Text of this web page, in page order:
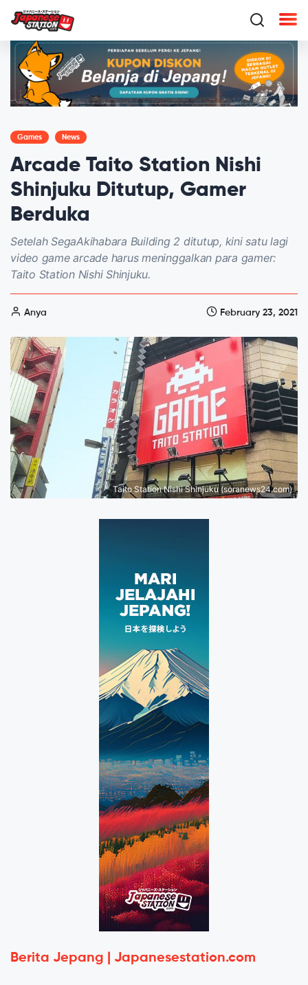
Games News
Arcade Taito Station Nishi
Shinjuku Ditutup, Gamer
Berduka
Setelah SegaAkihabara Building 2 ditutup, kini satu lagi
video game arcade harus meninggalkan para gamer:
Taito Station Nishi Shinjuku.
Anya February 23, 2021
Taito Station Nishi Shinjuku (soranews24.com)
Berita Jepang | Japanesestation.com